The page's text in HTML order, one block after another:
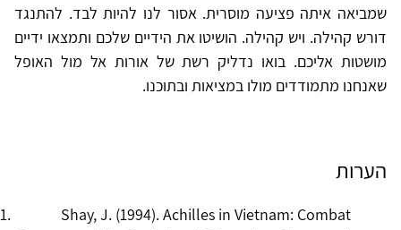
שמביאה איתה פציעה מוסרית. אסור לנו להיות לבד. להתנגד
דורש קהילה. ויש קהילה. הושיטו את הידיים שלכם ותמצאו ידיים
מושטות אליכם. בואו נדליק רשת של אורות אל מול האופל
שאנחנו מתמודדים מולו במציאות ובתוכנו.
הערות
Shay, J. (1994). Achilles in Vietnam: Combat